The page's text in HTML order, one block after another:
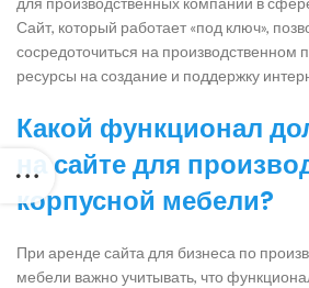
Сайт, который работает «под ключ»,
сосредоточиться на производственном
ресурсы на создание и поддержку
Какой функционал
на сайте для
корпусной мебели?
При аренде сайта для бизнеса по
мебели важно учитывать, что